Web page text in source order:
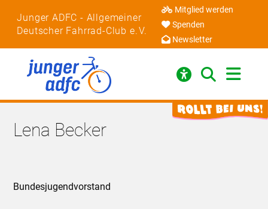
Junger ADFC - Allgemeiner
Deutscher Fahrrad-Club e. V.
Mitglied werden
Spenden
Newsletter
Lena Becker
Bundesjugendvorstand